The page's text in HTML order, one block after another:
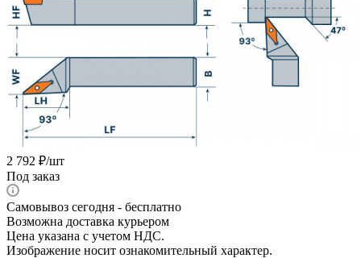
2 792 ₽/шт
Под заказ
Самовывоз сегодня - бесплатно
Возможна доставка курьером
Цена указана с учетом НДС.
Изображение носит ознакомительный характер.